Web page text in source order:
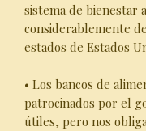
sistema de bienestar
considerablemente
estados de Estados
• Los bancos de
patrocinados por el
útiles, pero nos